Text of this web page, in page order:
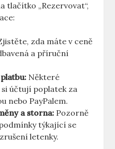
tlačítko „Rezervovat“,
zda máte v ceně
a příruční
Některé
účtují poplatek za
nebo PayPalem.
a storna: Pozorně
týkající se
letenky.